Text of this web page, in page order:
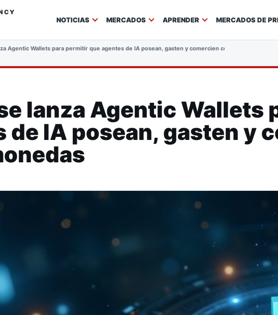
NOTICIAS MERCADOS APRENDER MERCADOS DE
Agentic Wallets para permitir que agentes de IA posean, gasten y comercien con criptomonedas
lanza Agentic Wallets
de IA posean, gasten y